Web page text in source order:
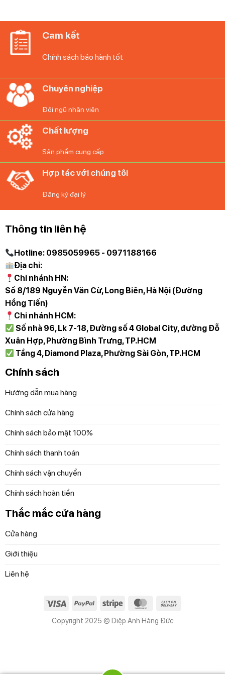
Lực hút mạnh mẽ 7100Pa của Ecovacs T20e Omni
đặc biệt để dễ dàng loại bỏ tóc và sợi dài một cách nhanh
chóng. Nhờ đó, robot có thể duy trì hiệu suất hút bụi cao
nhất.
Công nghệ lau rung OZMO Turbo 2.0
mạnh mẽ
Ngoài khả năng hút bụi hiệu quả, Robot hút bụi lau nhà
Ecovacs Deebot T20E Omni còn được trang bị công
nghệ lau nhà OZMO Turbo 2.0. Đây là công nghệ lau sàn
mạnh mẽ với tốc độ quay lên tới 180 vòng/ phút.
Hệ thống tạo áp lực 6N liên tục lên sàn nhà, giúp loại bỏ
Ngay cả vết bẩn đã bám được 72 tiếng, robot vẫn có thể
làm sạch sâu và hoàn hảo.
Cam kết
Chính sách bảo hành tốt
Chuyên nghiệp
Đội ngũ nhân viên
Chất lượng
Sản phẩm cung cấp
Hợp tác với chúng tôi
Đăng ký đại lý
Thông tin liên hệ
Hotline: 0985059965 - 0971188166
Địa chỉ:
Chi nhánh HN:
Số 8/189 Nguyễn Văn Cừ, Long Biên, Hà Nội (Đường
Hồng Tiến)
Chi nhánh HCM:
Số nhà 96, Lk 7-18, Đường số 4 Global City, đường Đỗ
Xuân Hợp, Phường Bình Trưng, TP.HCM
Tầng 4, Diamond Plaza, Phường Sài Gòn, TP.HCM
Chính sách
Hướng dẫn mua hàng
Chính sách cửa hàng
Chính sách bảo mật 100%
Chính sách thanh toán
Chính sách vận chuyển
Chính sách hoàn tiền
Thắc mắc cửa hàng
Cửa hàng
Giới thiệu
Liên hệ
Visa PayPal Stripe MasterCard
Copyright 2025 © Diệp Anh Hàng Đức